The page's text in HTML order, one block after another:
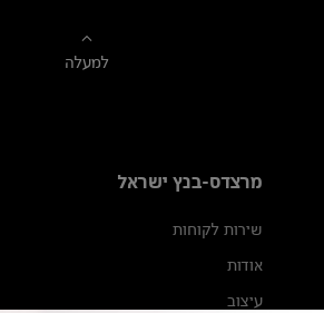
למעלה
מרצדס-בנץ ישראל
שירות לקוחות
אודות
עיצוב